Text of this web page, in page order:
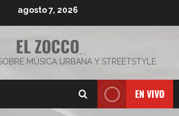
agosto 7, 2026
EL ZOCCO
MÚSICA URBANA Y STREETSTYLE
EN VIVO